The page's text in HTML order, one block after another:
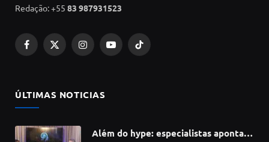
Redação: +55 83 987931523
Facebook
X
InstagramYouTubeTikTok
ÚLTIMAS NOTICIAS
Além do hype: especialistas apontam